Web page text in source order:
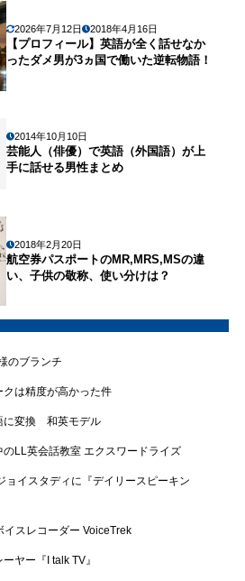
2026年7月12日 2018年4月16日
【プロフィール】英語が全く話せなか
ったダメ男が3ヵ国で働いた逆転物語！
2014年10月10日
芸能人（俳優）で英語（外国語）が上
手に話せる男性まとめ
2018年2月20日
航空券パスポートのMR,MRS,MSの違
い、子供の敬称、使い分けは？
のブランチ
は精度が高かった件
に変換 和英モデル
LL英会話教室 エクスワードライズ
ョイスタディに『デイリースピーキン
イスレコーダー VoiceTrek
ヤー『I talk TV』